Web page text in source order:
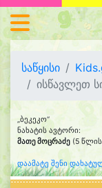
საწყისი
ისწავლეთ
„ბეკეკო“
ნახატის ავტორი:
მათე მოცრაძე (5
დაამატე შენი